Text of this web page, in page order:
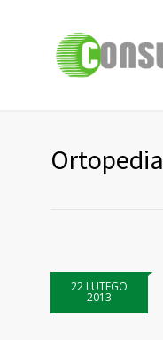
Ortopedia
22 LUTEGO
2013